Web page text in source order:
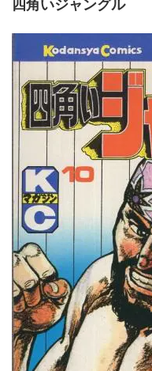
四角いジャングル